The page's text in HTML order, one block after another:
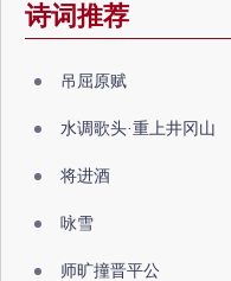
诗词推荐
吊屈原赋
水调歌头·重上井冈山
将进酒
咏雪
师旷撞晋平公